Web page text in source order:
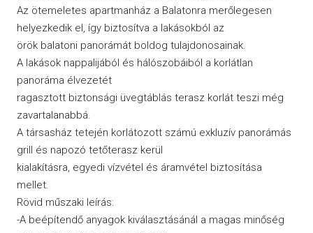
Az ötemeletes apartmanház a Balatonra merőlegesen
helyezkedik el, így biztosítva a lakásokból az
örök balatoni panorámát boldog tulajdonosainak.
A lakások nappalijából és hálószobáiból a korlátlan
panoráma élvezetét
ragasztott biztonsági üvegtáblás terasz korlát teszi még
zavartalanabbá.
A társasház tetején korlátozott számú exkluzív panorámás
grill és napozó tetőterasz kerül
kialakításra, egyedi vízvétel és áramvétel biztosítása
mellet.
Rövid műszaki leírás:
-A beépítendő anyagok kiválasztásánál a magas minőség